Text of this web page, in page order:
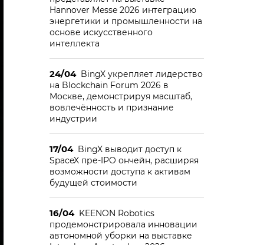
Hannover Messe 2026 интеграцию
энергетики и промышленности на
основе искусственного
интеллекта
24/04 BingX укрепляет лидерство
на Blockchain Forum 2026 в
Москве, демонстрируя масштаб,
вовлечённость и признание
индустрии
17/04 BingX выводит доступ к
SpaceX пре-IPO ончейн, расширяя
возможности доступа к активам
будущей стоимости
16/04 KEENON Robotics
продемонстрировала инновации
автономной уборки на выставке